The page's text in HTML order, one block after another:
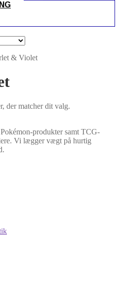
& Violet
der matcher dit valg.
produkter samt TCG-
Vi lægger vægt på hurtig